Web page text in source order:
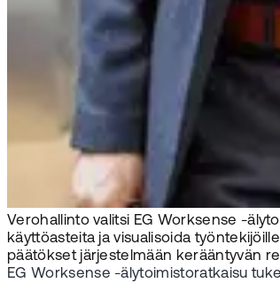
Verohallinto valitsi EG Worksense -
käyttöasteita ja visualisoida
päätökset järjestelmään kerääntyvän
EG Worksense -älytoimistoratkaisu